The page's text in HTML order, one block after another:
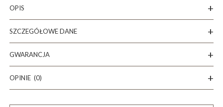
OPIS
SZCZEGÓŁOWE DANE
GWARANCJA
OPINIE (0)